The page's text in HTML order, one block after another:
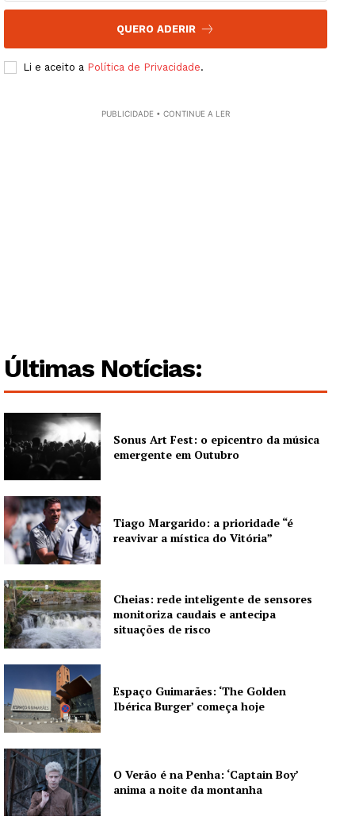
QUERO ADERIR
Li e aceito a Política de Privacidade.
PUBLICIDADE • CONTINUE A LER
Últimas Notícias:
Sonus Art Fest: o epicentro da música
emergente em Outubro
Tiago Margarido: a prioridade “é
reavivar a mística do Vitória”
Cheias: rede inteligente de sensores
monitoriza caudais e antecipa
situações de risco
Espaço Guimarães: ‘The Golden
Ibérica Burger’ começa hoje
O Verão é na Penha: ‘Captain Boy’
anima a noite da montanha